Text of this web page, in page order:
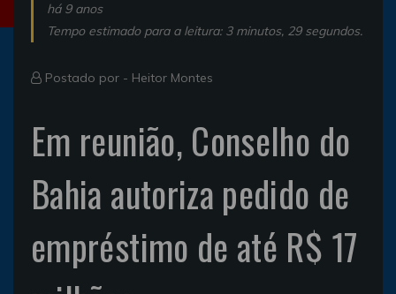
há 9 anos
Tempo estimado para a leitura: 3 minutos, 29 segundos.
Postado por - Heitor Montes
Em reunião, Conselho do
Bahia autoriza pedido de
empréstimo de até R$ 17